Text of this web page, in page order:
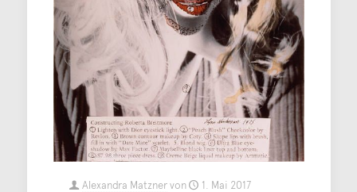
Alexandra Matznervon
1. Mai 2017